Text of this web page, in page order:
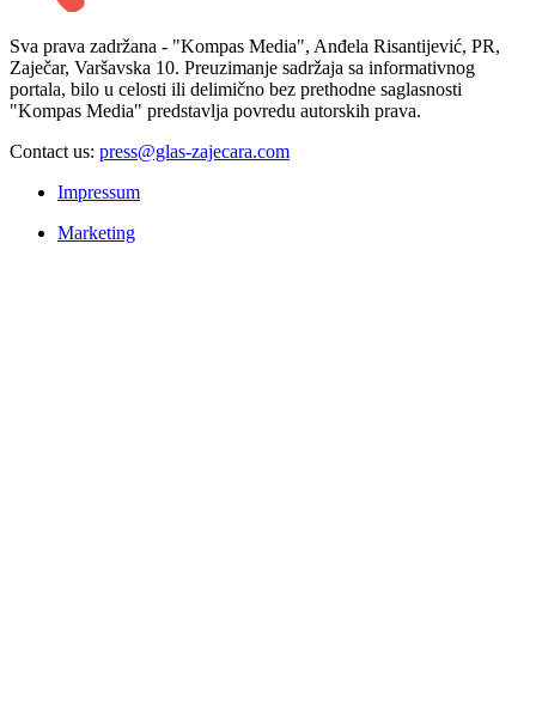
Sva prava zadržana - "Kompas Media", Anđela Risantijević, PR,
Zaječar, Varšavska 10. Preuzimanje sadržaja sa informativnog
portala, bilo u celosti ili delimično bez prethodne saglasnosti
"Kompas Media" predstavlja povredu autorskih prava.
Contact us: press@glas-zajecara.com
Impressum
Marketing